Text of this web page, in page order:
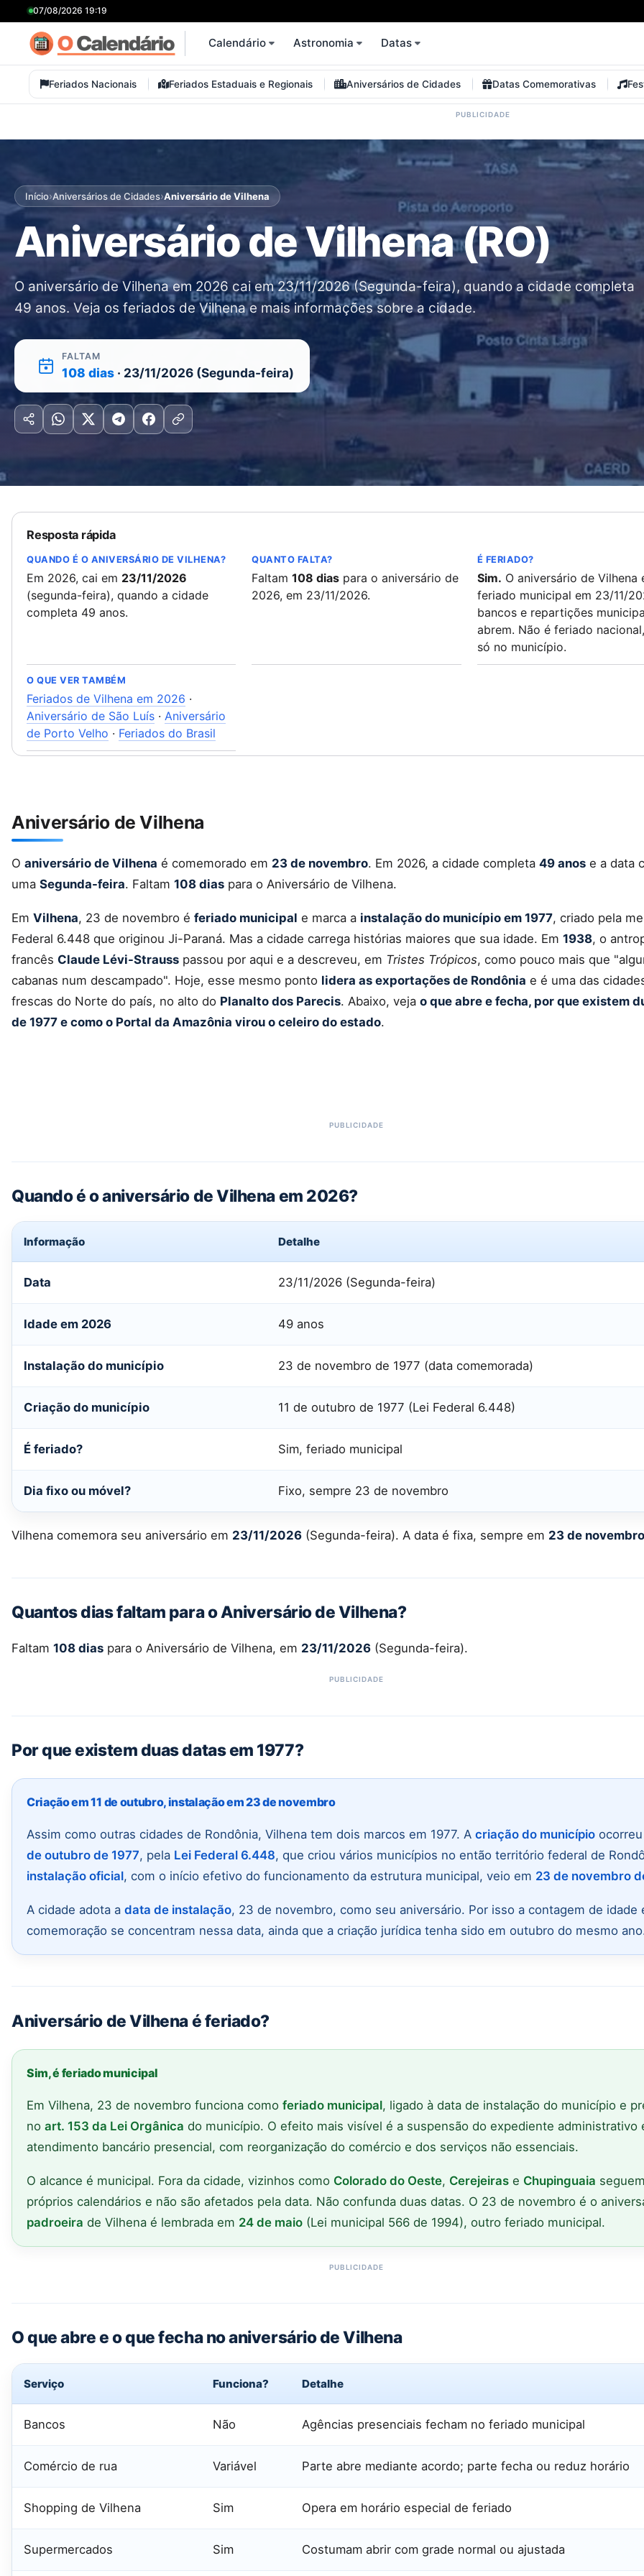
07/08/2026 19:19
Calendário Astronomia Datas
Feriados Nacionais Feriados Estaduais e Regionais Aniversários de Cidades Datas Comemorativas
Início›Aniversários de Cidades›Aniversário de Vilhena
Aniversário de Vilhena (RO)
O aniversário de Vilhena em 2026 cai em 23/11/2026 (Segunda-feira), quando a cidade completa
49 anos. Veja os feriados de Vilhena e mais informações sobre a cidade.
FALTAM
108 dias · 23/11/2026 (Segunda-feira)
Resposta rápida
QUANDO É O ANIVERSÁRIO DE VILHENA?
Em 2026, cai em 23/11/2026
(segunda-feira), quando a cidade
completa 49 anos.
QUANTO FALTA?
Faltam108 dias para o aniversário de
2026, em 23/11/2026.
É FERIADO?
Sim. O aniversário de Vilhena
feriado municipal em 23/11/
bancos e repartições
abrem. Não é feriado
só no município.
O QUE VER TAMBÉM
Feriados de Vilhena em 2026 ·
Aniversário de São Luís · Aniversário
de Porto Velho · Feriados do Brasil
Aniversário de Vilhena
O aniversário de Vilhena é comemorado em 23 de novembro. Em 2026, a cidade completa 49 anos e a data
uma Segunda-feira. Faltam 108 dias para o Aniversário de Vilhena.
Em Vilhena, 23 de novembro é feriado municipal e marca a instalação do município em 1977, criado pela
Federal 6.448 que originou Ji-Paraná. Mas a cidade carrega histórias maiores que sua idade. Em 1938, o
francês Claude Lévi-Strauss passou por aqui e a descreveu, em Tristes Trópicos, como pouco mais que
cabanas num descampado". Hoje, esse mesmo ponto lidera as exportações de Rondônia e é uma das
frescas do Norte do país, no alto do Planalto dos Parecis. Abaixo, veja o que abre e fecha, por que existem
de 1977 e como o Portal da Amazônia virou o celeiro do estado.
Quando é o aniversário de Vilhena em 2026?
Informação Detalhe
Data 23/11/2026 (Segunda-feira)
Idade em 2026 49 anos
Instalação do município 23 de novembro de 1977 (data comemorada)
Criação do município 11 de outubro de 1977 (Lei Federal 6.448)
É feriado? Sim, feriado municipal
Dia fixo ou móvel? Fixo, sempre 23 de novembro
Vilhena comemora seu aniversário em 23/11/2026 (Segunda-feira). A data é fixa, sempre em 23 de novembro
Quantos dias faltam para o Aniversário de Vilhena?
Faltam 108 dias para o Aniversário de Vilhena, em 23/11/2026 (Segunda-feira).
Por que existem duas datas em 1977?
Criação em 11 de outubro, instalação em 23 de novembro
Assim como outras cidades de Rondônia, Vilhena tem dois marcos em 1977. A criação do município
de outubro de 1977, pela Lei Federal 6.448, que criou vários municípios no então território federal de
instalação oficial, com o início efetivo do funcionamento da estrutura municipal, veio em 23 de novembro
A cidade adota a data de instalação, 23 de novembro, como seu aniversário. Por isso a contagem de idade
comemoração se concentram nessa data, ainda que a criação jurídica tenha sido em outubro do mesmo
Aniversário de Vilhena é feriado?
Sim, é feriado municipal
Em Vilhena, 23 de novembro funciona como feriado municipal, ligado à data de instalação do município e
no art. 153 da Lei Orgânica do município. O efeito mais visível é a suspensão do expediente administrativo
atendimento bancário presencial, com reorganização do comércio e dos serviços não essenciais.
O alcance é municipal. Fora da cidade, vizinhos como Colorado do Oeste, Cerejeiras e Chupinguaia
próprios calendários e não são afetados pela data. Não confunda duas datas. O 23 de novembro é o
padroeira de Vilhena é lembrada em 24 de maio (Lei municipal 566 de 1994), outro feriado municipal.
O que abre e o que fecha no aniversário de Vilhena
Serviço Funciona? Detalhe
Bancos Não Agências presenciais fecham no feriado municipal
Comércio de rua Variável Parte abre mediante acordo; parte fecha ou reduz horário
Shopping de Vilhena Sim Opera em horário especial de feriado
Supermercados Sim Costumam abrir com grade normal ou ajustada